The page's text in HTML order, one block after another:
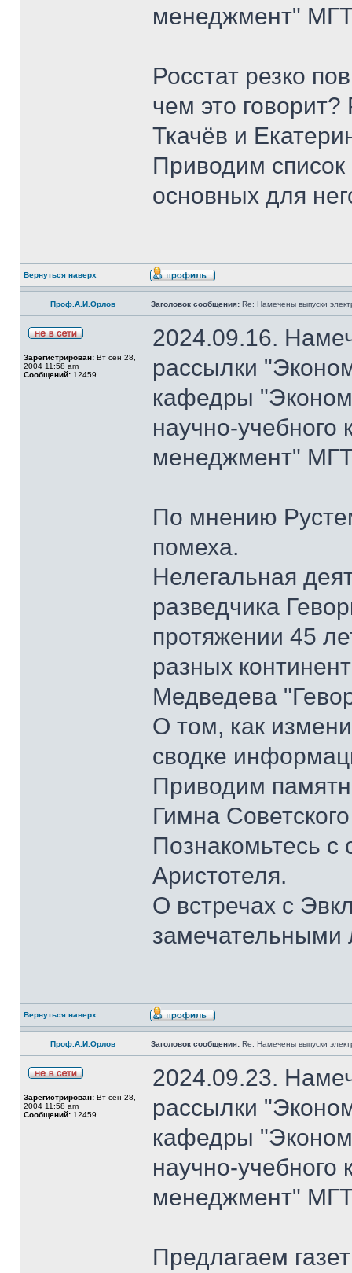
менеджмент"
Росстат резко
чем это
Ткачёв и
Приводим
основных для
Вернуться наверх
Проф.А.И.Орлов Заголовок сообщения: Re: Намечены выпуски
Зарегистрирован: Вт сен 28,
2004 11:58 am
Сообщений: 12459
2024.09.16.
рассылки
кафедры
научно-
менеджмент"
По мнению
помеха.
Нелегальная
разведчика
протяжении 45
разных
Медведева
О том, как
сводке
Приводим
Гимна
Познакомьтесь
Аристотеля.
О встречах с
Вернуться наверх
Проф.А.И.Орлов Заголовок сообщения: Re: Намечены выпуски
Зарегистрирован: Вт сен 28,
2004 11:58 am
Сообщений: 12459
2024.09.23.
рассылки
кафедры
научно-
менеджмент"
Предлагаем